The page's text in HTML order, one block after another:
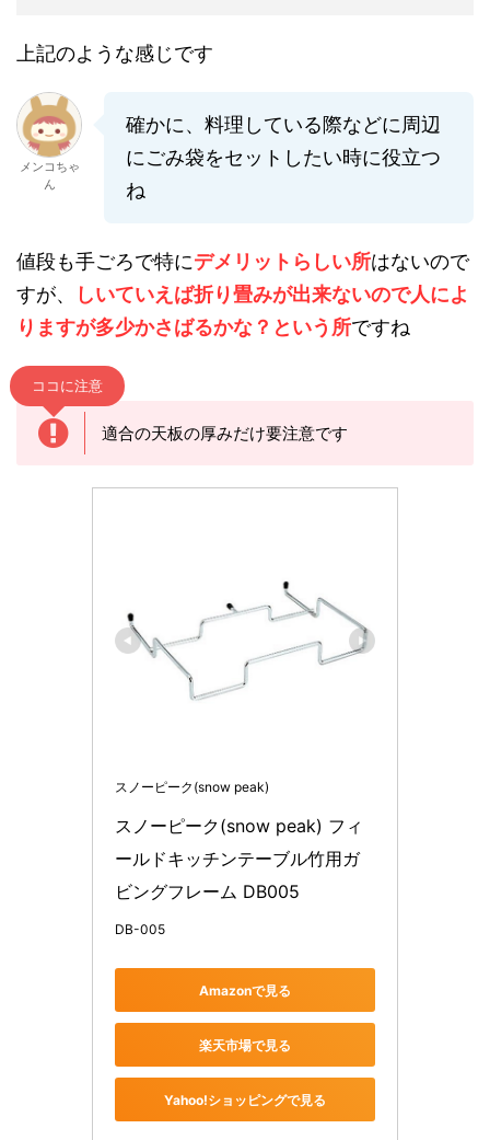
上記のような感じです
メンコちゃ
ん
確かに、料理している際などに周辺
にごみ袋をセットしたい時に役立つ
ね
値段も手ごろで特にデメリットらしい所はないので
すが、
しいていえば折り畳みが出来ないので人によ
りますが多少かさばるかな？という所ですね
ココに注意
適合の天板の厚みだけ要注意です
スノーピーク(snow peak)
スノーピーク(snow peak) フィ
ールドキッチンテーブル竹用ガ
ビングフレーム DB005
DB-005
Amazonで見る
楽天市場で見る
Yahoo!ショッピングで見る